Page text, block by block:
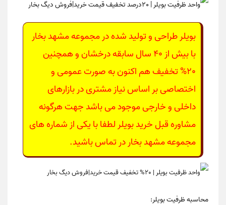
بویلرطراحی و تولید شده در مجموعه مشهد بخار
با بیش از 40 سال سابقه درخشان و همچنین
20% تخفیف هم اکنون به صورت عمومی و
اختصاصی بر اساس نیاز مشتری در بازارهای
داخلی و خارجی موجود می باشد جهت هرگونه
مشاوره قبل خرید بویلر لطفا با یکی از شماره های
مجموعه مشهد بخار در تماس باشید.
محاسبه ظرفیت بویلر: